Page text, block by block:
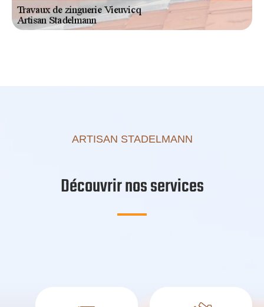
ARTISAN STADELMANN
Découvrir nos services